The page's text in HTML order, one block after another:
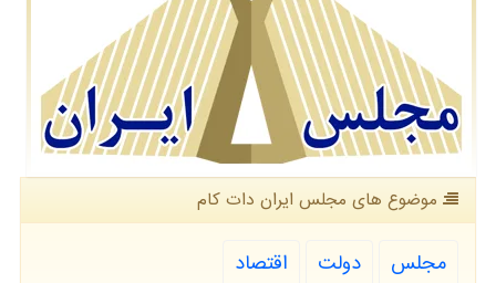
موضوع های مجلس ایران دات كام
مجلس دولت
اقتصاد